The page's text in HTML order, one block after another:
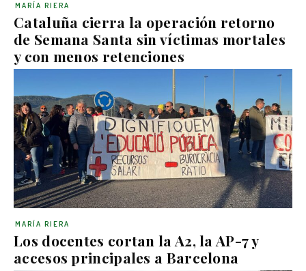
Cataluña cierra la operación retorno
de Semana Santa sin víctimas mortales
y con menos retenciones
MARÍA RIERA
Los docentes cortan la A2, la AP-7 y
accesos principales a Barcelona
MARÍA RIERA